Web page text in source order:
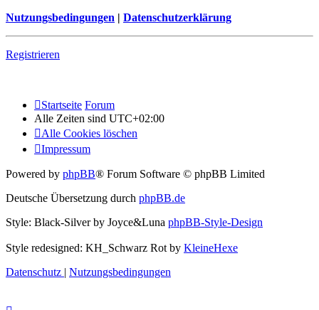
Nutzungsbedingungen | Datenschutzerklärung
Registrieren
Startseite Forum
Alle Zeiten sind UTC+02:00
Alle Cookies löschen
Impressum
Powered by phpBB® Forum Software © phpBB Limited
Deutsche Übersetzung durch phpBB.de
Style: Black-Silver by Joyce&Luna phpBB-Style-Design
Style redesigned: KH_Schwarz Rot by KleineHexe
Datenschutz | Nutzungsbedingungen